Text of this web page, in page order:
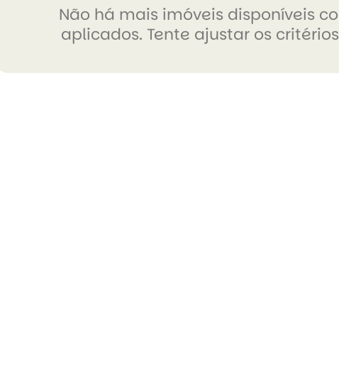
Não há mais imóveis disponíveis
aplicados. Tente ajustar os